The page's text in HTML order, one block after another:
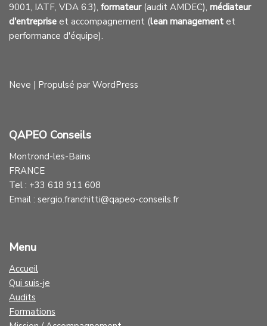
9001, IATF, VDA 6.3), formateur (audit AMDEC), médiateur
d'entreprise et accompagnement (lean management et
performance d'équipe).
Neve | Propulsé par WordPress
QAPEO Conseils
Montrond-les-Bains
FRANCE
Tel : +33 618 911 608
Email : sergio.franchitti@qapeo-conseils.fr
Menu
Accueil
Qui suis-je
Audits
Formations